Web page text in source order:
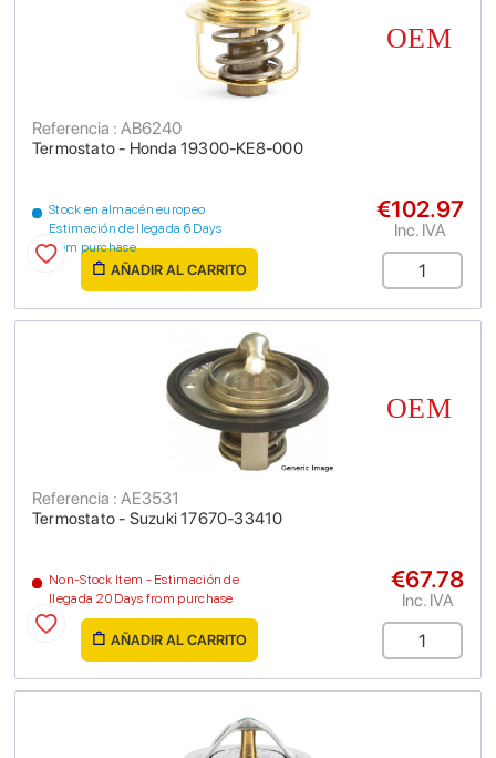
Termostato - Honda 19300-KE8-000
Referencia : AB6240
Stock en almacén europeo
Estimación de llegada 6 Days
from purchase
€102.97
Inc. IVA
AÑADIR AL CARRITO
Termostato - Suzuki 17670-33410
Referencia : AE3531
Non-Stock Item - Estimación de
llegada 20 Days from purchase
€67.78
Inc. IVA
AÑADIR AL CARRITO